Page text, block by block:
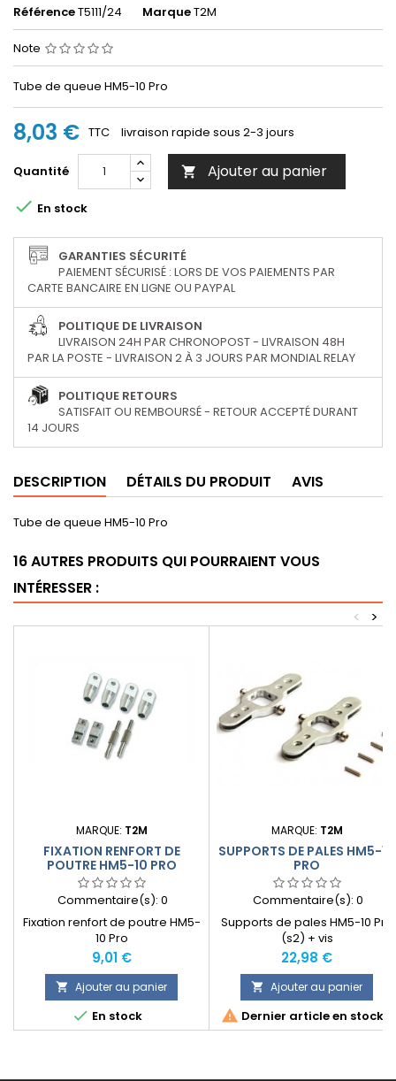
RéférenceT5111/24 MarqueT2M
Note
Tube de queue HM5-10 Pro
8,03 € TTC livraison rapide sous 2-3 jours
Quantité  Ajouter au panier
 En stock
GARANTIES SÉCURITÉ
PAIEMENT SÉCURISÉ : LORS DE VOS PAIEMENTS PAR
CARTE BANCAIRE EN LIGNE OU PAYPAL
POLITIQUE DE LIVRAISON
LIVRAISON 24H PAR CHRONOPOST - LIVRAISON 48H
PAR LA POSTE - LIVRAISON 2 À 3 JOURS PAR MONDIAL RELAY
POLITIQUE RETOURS
SATISFAIT OU REMBOURSÉ - RETOUR ACCEPTÉ DURANT
14 JOURS
DESCRIPTION DÉTAILS DU PRODUIT AVIS
Tube de queue HM5-10 Pro
16 AUTRES PRODUITS QUI POURRAIENT VOUS
INTÉRESSER :
>
<
MARQUE: T2M
FIXATION RENFORT DE
POUTRE HM5-10 PRO
Commentaire(s): 0
Fixation renfort de poutre HM5-
10 Pro
Prix
9,01 €
 Ajouter au panier
 En stock
MARQUE: T2M
SUPPORTS DE PALES HM5-10
PRO
Commentaire(s): 0
Supports de pales HM5-10 Pro
(s2) + vis
Prix
22,98 €
 Ajouter au panier
 Dernier article en stock